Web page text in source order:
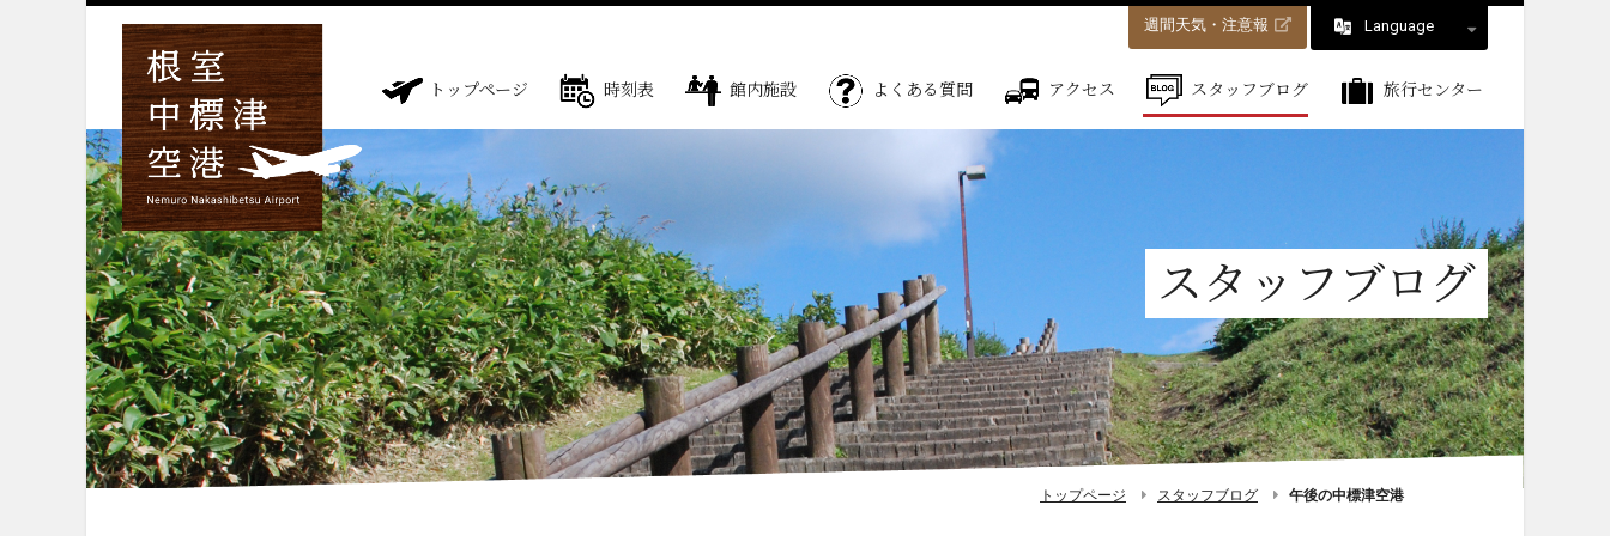
トップページ 時刻表 館内施設 よくある質問 アクセス スタッフブログ 旅行センター
週間天気・注意報 Language
スタッフブログ
トップページ スタッフブログ 午後の中標津空港